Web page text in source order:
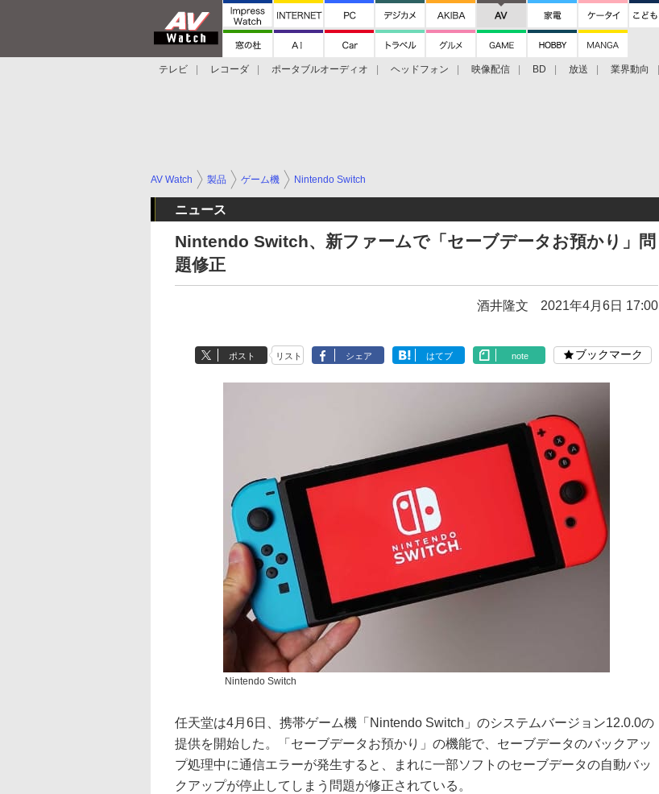
テレビ レコーダ ポータブルオーディオ ヘッドフォン 映像配信 BD 放送 業界動向
AV Watch 製品 ゲーム機 Nintendo Switch
ニュース
Nintendo Switch、新ファームで「セーブデータお預かり」問
題修正
酒井隆文 2021年4月6日 17:00
ポスト リスト シェア はてブ note ブックマーク
Nintendo Switch
任天堂は4月6日、携帯ゲーム機「Nintendo Switch」のシステムバージョン12.0.0の
提供を開始した。「セーブデータお預かり」の機能で、セーブデータのバックアッ
プ処理中に通信エラーが発生すると、まれに一部ソフトのセーブデータの自動バッ
クアップが停止してしまう問題が修正されている。